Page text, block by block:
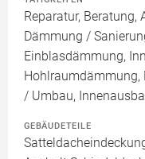
Reparatur, Beratung,
Dämmung /
Einblasdämmung,
Hohlraumdämmung,
/ Umbau,
GEBÄUDETEILE